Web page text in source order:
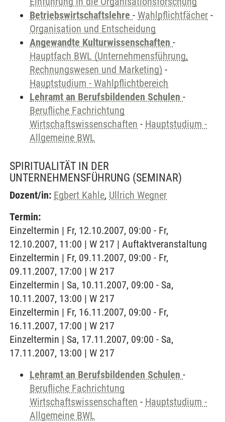
Betriebswirtschaftslehre - Wahlpflichtfächer -
Organisation und Entscheidung
Angewandte Kulturwissenschaften -
Hauptfach BWL (Unternehmensführung,
Rechnungswesen und Marketing) -
Hauptstudium - Wahlpflichtbereich
Lehramt an Berufsbildenden Schulen -
Berufliche Fachrichtung
Wirtschaftswissenschaften - Hauptstudium -
Allgemeine BWL
SPIRITUALITÄT IN DER
UNTERNEHMENSFÜHRUNG (SEMINAR)
Dozent/in: Egbert Kahle, Ullrich Wegner
Termin:
Einzeltermin | Fr, 12.10.2007, 09:00 - Fr,
12.10.2007, 11:00 | W 217 | Auftaktveranstaltung
Einzeltermin | Fr, 09.11.2007, 09:00 - Fr,
09.11.2007, 17:00 | W 217
Einzeltermin | Sa, 10.11.2007, 09:00 - Sa,
10.11.2007, 13:00 | W 217
Einzeltermin | Fr, 16.11.2007, 09:00 - Fr,
16.11.2007, 17:00 | W 217
Einzeltermin | Sa, 17.11.2007, 09:00 - Sa,
17.11.2007, 13:00 | W 217
Lehramt an Berufsbildenden Schulen -
Berufliche Fachrichtung
Wirtschaftswissenschaften - Hauptstudium -
Allgemeine BWL